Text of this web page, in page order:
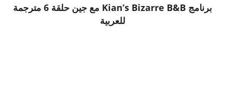
برنامج Kian’s Bizarre B&B مع جين حلقة 6 مترجمة
للعربية